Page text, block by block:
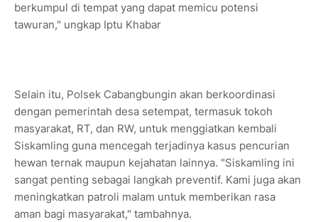
berkumpul di tempat yang dapat memicu potensi
tawuran," ungkap Iptu Khabar
Selain itu, Polsek Cabangbungin akan berkoordinasi
dengan pemerintah desa setempat, termasuk tokoh
masyarakat, RT, dan RW, untuk menggiatkan kembali
Siskamling guna mencegah terjadinya kasus pencurian
hewan ternak maupun kejahatan lainnya. "Siskamling ini
sangat penting sebagai langkah preventif. Kami juga akan
meningkatkan patroli malam untuk memberikan rasa
aman bagi masyarakat," tambahnya.